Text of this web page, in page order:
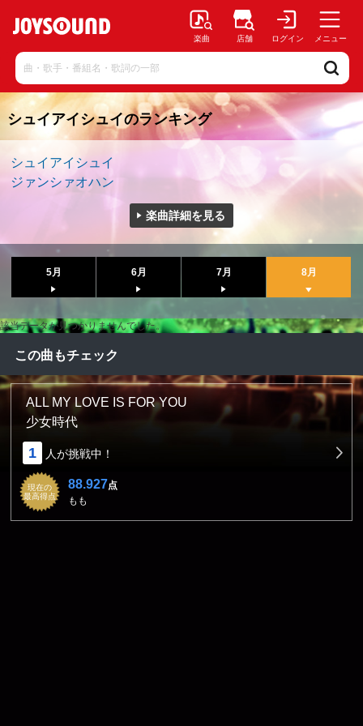
楽曲 店舗 ログイン メニュー
シュイアイシュイのランキング
シュイアイシュイ
ジァンシァオハン
楽曲詳細を見る
5月 6月 7月 8月
該当データが見つかりませんでした。
この曲もチェック
ALL MY LOVE IS FOR YOU
少女時代
1 人が挑戦中！
現在の
最高得点
88.927点
もも